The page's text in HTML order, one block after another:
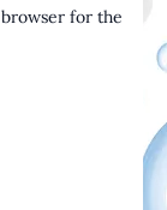
for the